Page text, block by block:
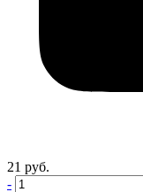
21 руб.
-